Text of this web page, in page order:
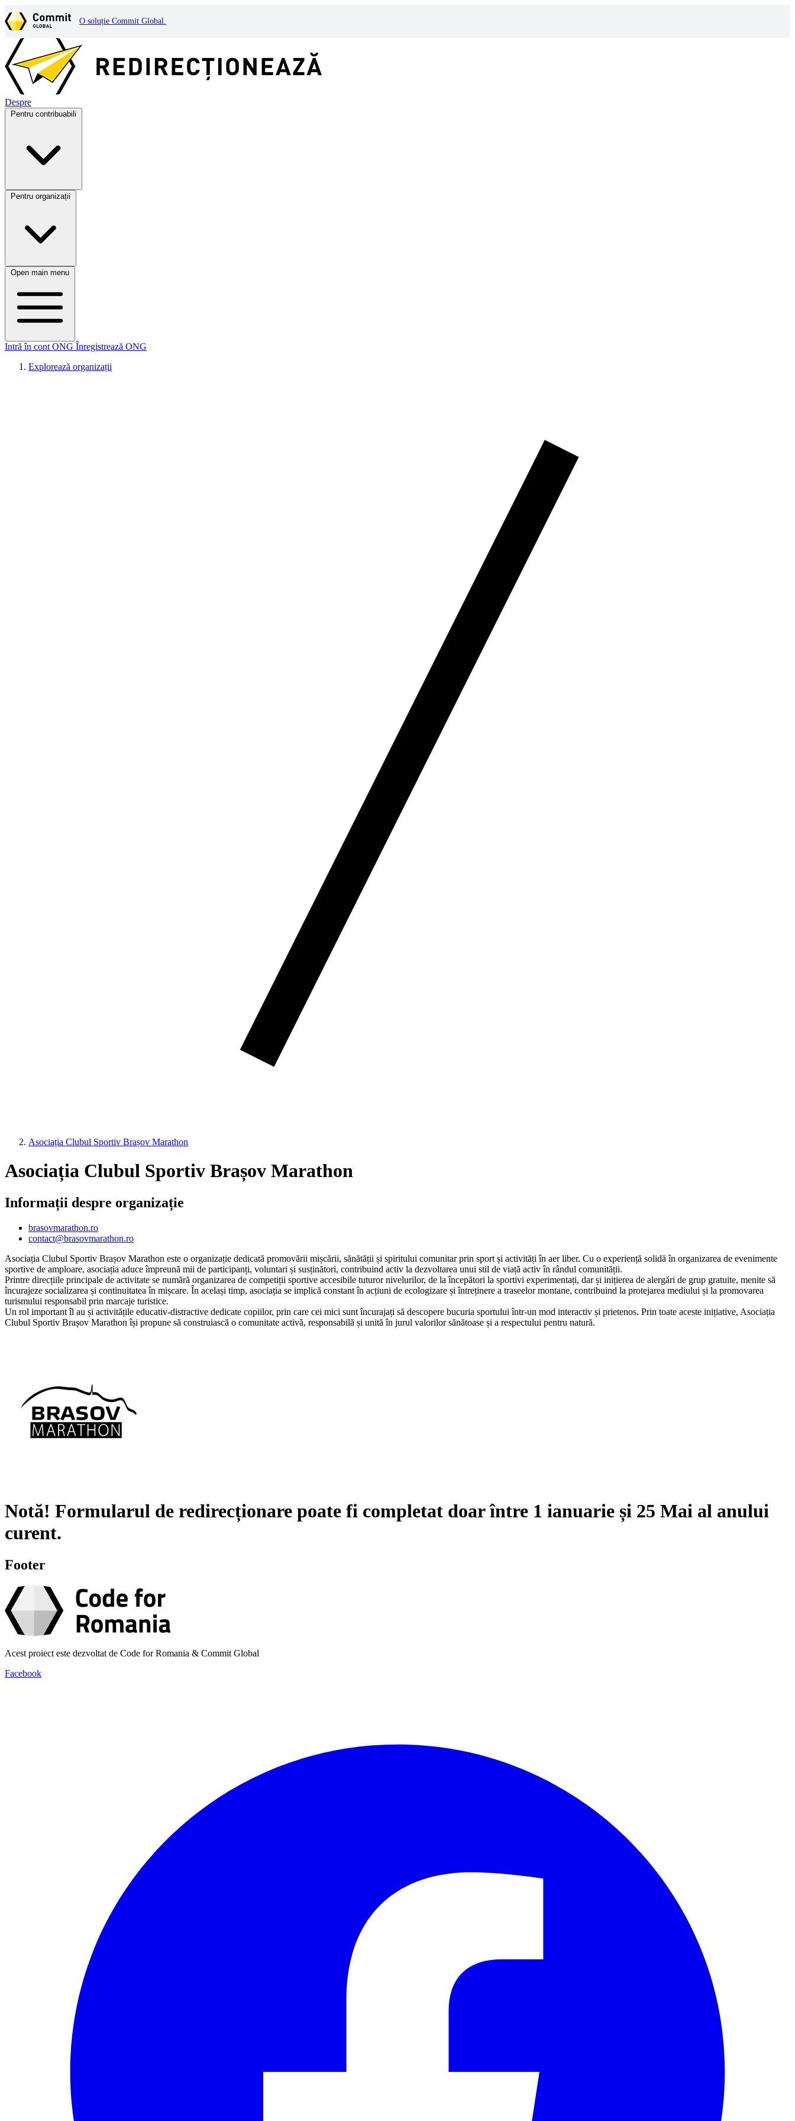
O soluție Commit Global.
Despre
Pentru contribuabili
Pentru organizații
Open main menu
Intră în cont ONG Înregistrează ONG
Explorează organizații
Asociația Clubul Sportiv Brașov Marathon
Asociația Clubul Sportiv Brașov Marathon
Informații despre organizație
brasovmarathon.ro
contact@brasovmarathon.ro
Asociația Clubul Sportiv Brașov Marathon este o organizație dedicată promovării mișcării, sănătății și spiritului comunitar prin sport și activități în aer liber. Cu o experiență solidă în organizarea de evenimente
sportive de amploare, asociația aduce împreună mii de participanți, voluntari și susținători, contribuind activ la dezvoltarea unui stil de viață activ în rândul comunității.
Printre direcțiile principale de activitate se numără organizarea de competiții sportive accesibile tuturor nivelurilor, de la începători la sportivi experimentați, dar și inițierea de alergări de grup gratuite, menite să
încurajeze socializarea și continuitatea în mișcare. În același timp, asociația se implică constant în acțiuni de ecologizare și întreținere a traseelor montane, contribuind la protejarea mediului și la promovarea
turismului responsabil prin marcaje turistice.
Un rol important îl au și activitățile educativ-distractive dedicate copiilor, prin care cei mici sunt încurajați să descopere bucuria sportului într-un mod interactiv și prietenos. Prin toate aceste inițiative, Asociația
Clubul Sportiv Brașov Marathon își propune să construiască o comunitate activă, responsabilă și unită în jurul valorilor sănătoase și a respectului pentru natură.
Notă! Formularul de redirecționare poate fi completat doar între 1 ianuarie și 25 Mai al anului
curent.
Footer
Acest proiect este dezvoltat de Code for Romania & Commit Global
Facebook